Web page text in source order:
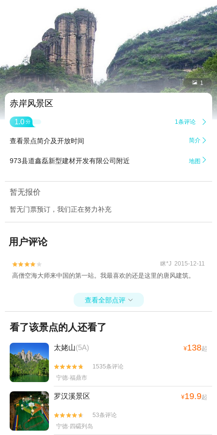
 1
赤岸风景区
1.0 分 1条评论 
查看景点简介及开放时间 简介 
973县道鑫磊新型建材开发有限公司附近 地图 
暂无报价
暂无门票预订，我们正在努力补充
用户评论

 眯*J 2015-12-11
高僧空海大师来中国的第一站。我最喜欢的还是这里的唐风建筑。
查看全部点评 
看了该景点的人还看了
太姥山(5A) ¥138起


1535条评论
宁德·福鼎市
罗汉溪景区 ¥19.9起


53条评论
宁德·四礵列岛